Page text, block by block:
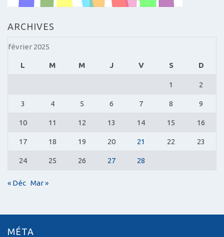
ARCHIVES
février 2025
L M M J V S D
1 2
3 4 5 6 7 8 9
10 11 12 13 14 15 16
17 18 19 20 21 22 23
24 25 26 27 28
« Déc Mar »
MÉTA